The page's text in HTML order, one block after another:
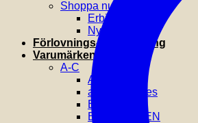
Shoppa nu
Erbjudanden
Nyheter
Förlovnings- & Vigselring
Varumärken
A-C
AROCK
astrid & agnes
BOSS
BY BILLGREN